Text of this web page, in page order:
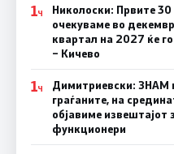
1Ч
Николоски: Првите 30
очекуваме во
квартал на 2027 ќе
– Кичево
1Ч
Димитриевски: ЗНАМ
граѓаните, на
објавиме
функционери